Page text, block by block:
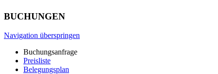
BUCHUNGEN
Navigation überspringen
Buchungsanfrage
Preisliste
Belegungsplan